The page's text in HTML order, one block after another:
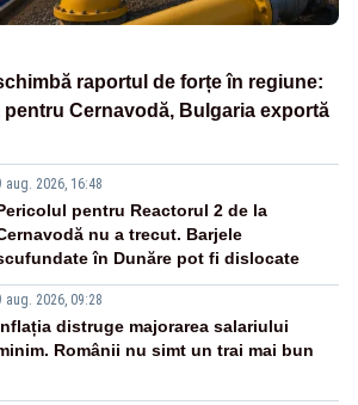
raportul de forțe în regiune:
pentru Cernavodă, Bulgaria exportă
aug. 2026, 16:48
pentru Reactorul 2 de la
nu a trecut. Barjele
în Dunăre pot fi dislocate
aug. 2026, 09:28
distruge majorarea salariului
Românii nu simt un trai mai bun